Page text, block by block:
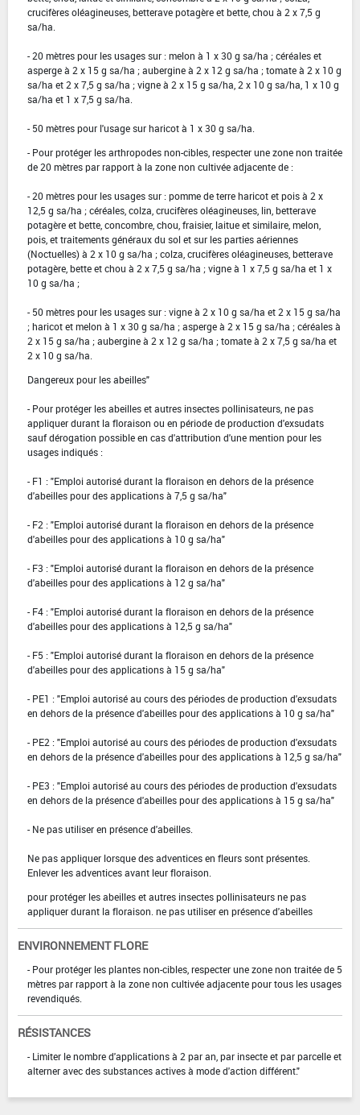
crucifères oléagineuses, betterave potagère et bette, chou à 2 x 7,5 g
sa/ha.
- 20 mètres pour les usages sur : melon à 1 x 30 g sa/ha ; céréales et
asperge à 2 x 15 g sa/ha ; aubergine à 2 x 12 g sa/ha ; tomate à 2 x 10 g
sa/ha et 2 x 7,5 g sa/ha ; vigne à 2 x 15 g sa/ha, 2 x 10 g sa/ha, 1 x 10 g
sa/ha et 1 x 7,5 g sa/ha.
- 50 mètres pour l'usage sur haricot à 1 x 30 g sa/ha.
- Pour protéger les arthropodes non-cibles, respecter une zone non traitée
de 20 mètres par rapport à la zone non cultivée adjacente de :
- 20 mètres pour les usages sur : pomme de terre haricot et pois à 2 x
12,5 g sa/ha ; céréales, colza, crucifères oléagineuses, lin, betterave
potagère et bette, concombre, chou, fraisier, laitue et similaire, melon,
pois, et traitements généraux du sol et sur les parties aériennes
(Noctuelles) à 2 x 10 g sa/ha ; colza, crucifères oléagineuses, betterave
potagère, bette et chou à 2 x 7,5 g sa/ha ; vigne à 1 x 7,5 g sa/ha et 1 x
10 g sa/ha ;
- 50 mètres pour les usages sur : vigne à 2 x 10 g sa/ha et 2 x 15 g sa/ha
; haricot et melon à 1 x 30 g sa/ha ; asperge à 2 x 15 g sa/ha ; céréales à
2 x 15 g sa/ha ; aubergine à 2 x 12 g sa/ha ; tomate à 2 x 7,5 g sa/ha et
2 x 10 g sa/ha.
Dangereux pour les abeilles"
- Pour protéger les abeilles et autres insectes pollinisateurs, ne pas
appliquer durant la floraison ou en période de production d'exsudats
sauf dérogation possible en cas d'attribution d'une mention pour les
usages indiqués :
- F1 : "Emploi autorisé durant la floraison en dehors de la présence
d'abeilles pour des applications à 7,5 g sa/ha"
- F2 : "Emploi autorisé durant la floraison en dehors de la présence
d'abeilles pour des applications à 10 g sa/ha"
- F3 : "Emploi autorisé durant la floraison en dehors de la présence
d'abeilles pour des applications à 12 g sa/ha"
- F4 : "Emploi autorisé durant la floraison en dehors de la présence
d'abeilles pour des applications à 12,5 g sa/ha"
- F5 : "Emploi autorisé durant la floraison en dehors de la présence
d'abeilles pour des applications à 15 g sa/ha"
- PE1 : "Emploi autorisé au cours des périodes de production d'exsudats
en dehors de la présence d'abeilles pour des applications à 10 g sa/ha"
- PE2 : "Emploi autorisé au cours des périodes de production d'exsudats
en dehors de la présence d'abeilles pour des applications à 12,5 g sa/ha"
- PE3 : "Emploi autorisé au cours des périodes de production d'exsudats
en dehors de la présence d'abeilles pour des applications à 15 g sa/ha"
- Ne pas utiliser en présence d'abeilles.
Ne pas appliquer lorsque des adventices en fleurs sont présentes.
Enlever les adventices avant leur floraison.
pour protéger les abeilles et autres insectes pollinisateurs ne pas
appliquer durant la floraison. ne pas utiliser en présence d'abeilles
ENVIRONNEMENT FLORE
- Pour protéger les plantes non-cibles, respecter une zone non traitée de 5
mètres par rapport à la zone non cultivée adjacente pour tous les usages
revendiqués.
RÉSISTANCES
- Limiter le nombre d'applications à 2 par an, par insecte et par parcelle et
alterner avec des substances actives à mode d'action différent."